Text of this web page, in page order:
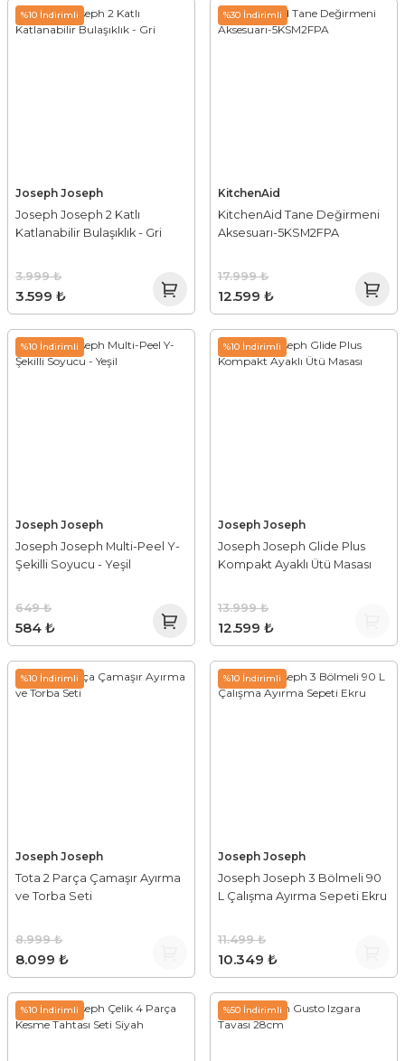
%10 İndirimli
Joseph Joseph
Joseph Joseph 2 Katlı
Katlanabilir Bulaşıklık - Gri
3.599 ₺
3.999 ₺
%30 İndirimli
KitchenAid
KitchenAid Tane Değirmeni
Aksesuarı-5KSM2FPA
12.599 ₺
17.999 ₺
%10 İndirimli
Joseph Joseph
Joseph Joseph Multi-Peel Y-
Şekilli Soyucu - Yeşil
584 ₺
649 ₺
%10 İndirimli
Joseph Joseph
Joseph Joseph Glide Plus
Kompakt Ayaklı Ütü Masası
12.599 ₺
13.999 ₺
%10 İndirimli
Joseph Joseph
Tota 2 Parça Çamaşır Ayırma
ve Torba Seti
8.099 ₺
8.999 ₺
%10 İndirimli
Joseph Joseph
Joseph Joseph 3 Bölmeli 90
L Çalışma Ayırma Sepeti Ekru
10.349 ₺
11.499 ₺
%10 İndirimli %50 İndirimli